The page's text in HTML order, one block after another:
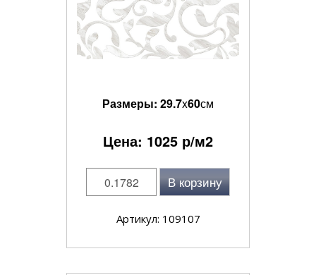
Размеры: 29.7x60см
Цена: 1025 р/м2
В корзину
Артикул: 109107